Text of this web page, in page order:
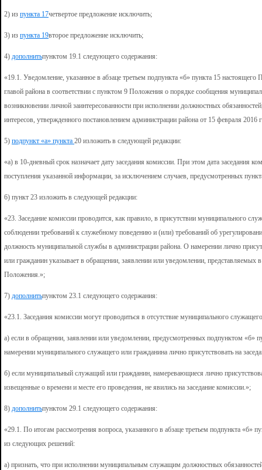
2) из пункта 17четвертое предложение исключить;
3) из пункта 19второе предложение исключить;
4) дополнитьпунктом 19.1 следующего содержания:
«19.1. Уведомление, указанное в абзаце третьем подпункта «б» пункта 15
главой района в соответствии с пунктом 9 Положения о порядке сообщения
возникновении личной заинтересованности при исполнении должностных
интересов, утвержденного постановлением администрации района от 15 февраля 2016
5) подпункт «а» пункта 20 изложить в следующей редакции:
«а) в 10-дневный срок назначает дату заседания комиссии. При этом дата заседания
поступления указанной информации, за исключением случаев, предусмотренных
6) пункт 23 изложить в следующей редакции:
«23. Заседание комиссии проводится, как правило, в присутствии муниципального
соблюдении требований к служебному поведению и (или) требований об
должность муниципальной службы в администрации района. О намерении лично
или гражданин указывает в обращении, заявлении или уведомлении, представляемых
Положения.»;
7) дополнитьпунктом 23.1 следующего содержания:
«23.1. Заседания комиссии могут проводиться в отсутствие муниципального
а) если в обращении, заявлении или уведомлении, предусмотренных подпунктом «б»
намерении муниципального служащего или гражданина лично присутствовать на
б) если муниципальный служащий или гражданин, намеревающиеся лично
извещенные о времени и месте его проведения, не явились на заседание комиссии.»;
8) дополнитьпунктом 29.1 следующего содержания:
«29.1. По итогам рассмотрения вопроса, указанного в абзаце третьем подпункта «б»
из следующих решений:
а) признать, что при исполнении муниципальным служащим должностных